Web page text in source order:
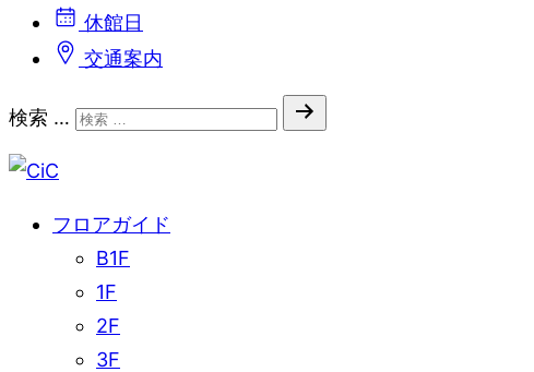
休館日
交通案内
検索 …
フロアガイド
B1F
1F
2F
3F